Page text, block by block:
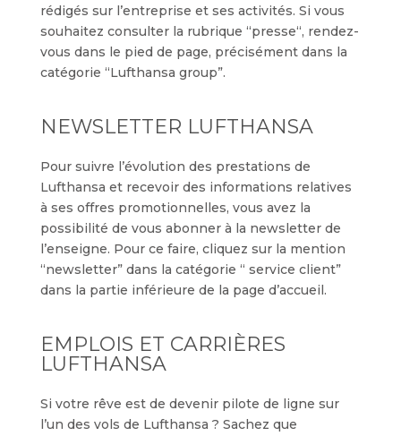
rédigés sur l’entreprise et ses activités. Si vous
souhaitez consulter la rubrique “presse“, rendez-
vous dans le pied de page, précisément dans la
catégorie “Lufthansa group”.
NEWSLETTER LUFTHANSA
Pour suivre l’évolution des prestations de
Lufthansa et recevoir des informations relatives
à ses offres promotionnelles, vous avez la
possibilité de vous abonner à la newsletter de
l’enseigne. Pour ce faire, cliquez sur la mention
“newsletter” dans la catégorie “ service client”
dans la partie inférieure de la page d’accueil.
EMPLOIS ET CARRIÈRES
LUFTHANSA
Si votre rêve est de devenir pilote de ligne sur
l’un des vols de Lufthansa ? Sachez que